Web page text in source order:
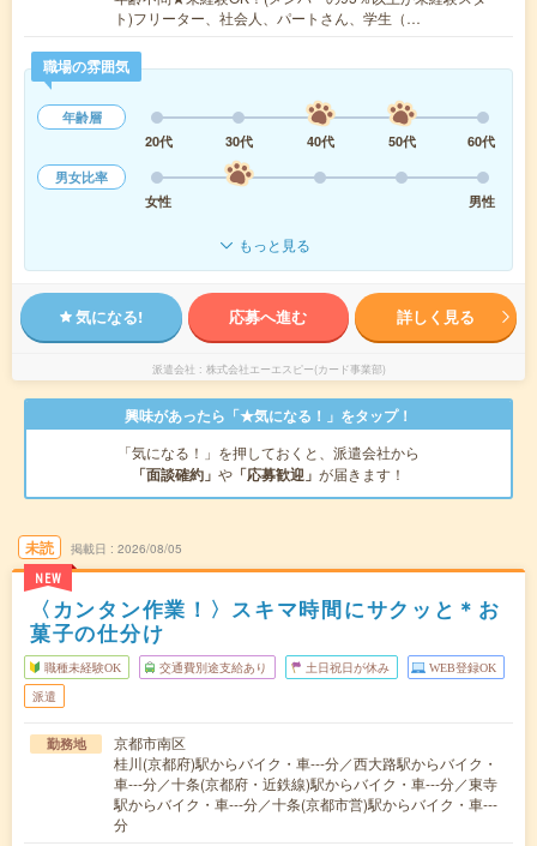
ト)フリーター、社会人、パートさん、学生（…
職場の雰囲気
年齢層
20代
30代 40代 50代
60代
男女比率
女性
男性
もっと見る
気になる! 応募へ進む 詳しく見る
派遣会社 株式会社エーエスピー(カード事業部)
興味があったら「★気になる！」をタップ！
「気になる！」を押しておくと、派遣会社から
「面談確約」 や 「応募歓迎」 が届きます！
未読
NEW
掲載日 2026/08/05
〈カンタン作業！〉スキマ時間にサクッと＊お
菓子の仕分け
職種未経験OK 交通費別途支給あり 土日祝日が休み WEB登録OK
派遣
勤務地
京都市南区
桂川(京都府)駅からバイク・車---分／西大路駅からバイク・
車---分／十条(京都府・近鉄線)駅からバイク・車---分／東寺
駅からバイク・車---分／十条(京都市営)駅からバイク・車---
分